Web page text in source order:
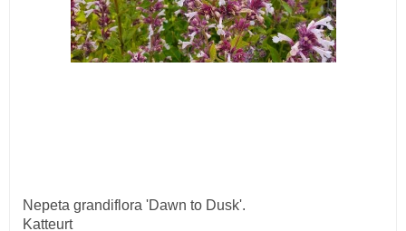
Nepeta grandiflora 'Dawn to Dusk'.
Katteurt